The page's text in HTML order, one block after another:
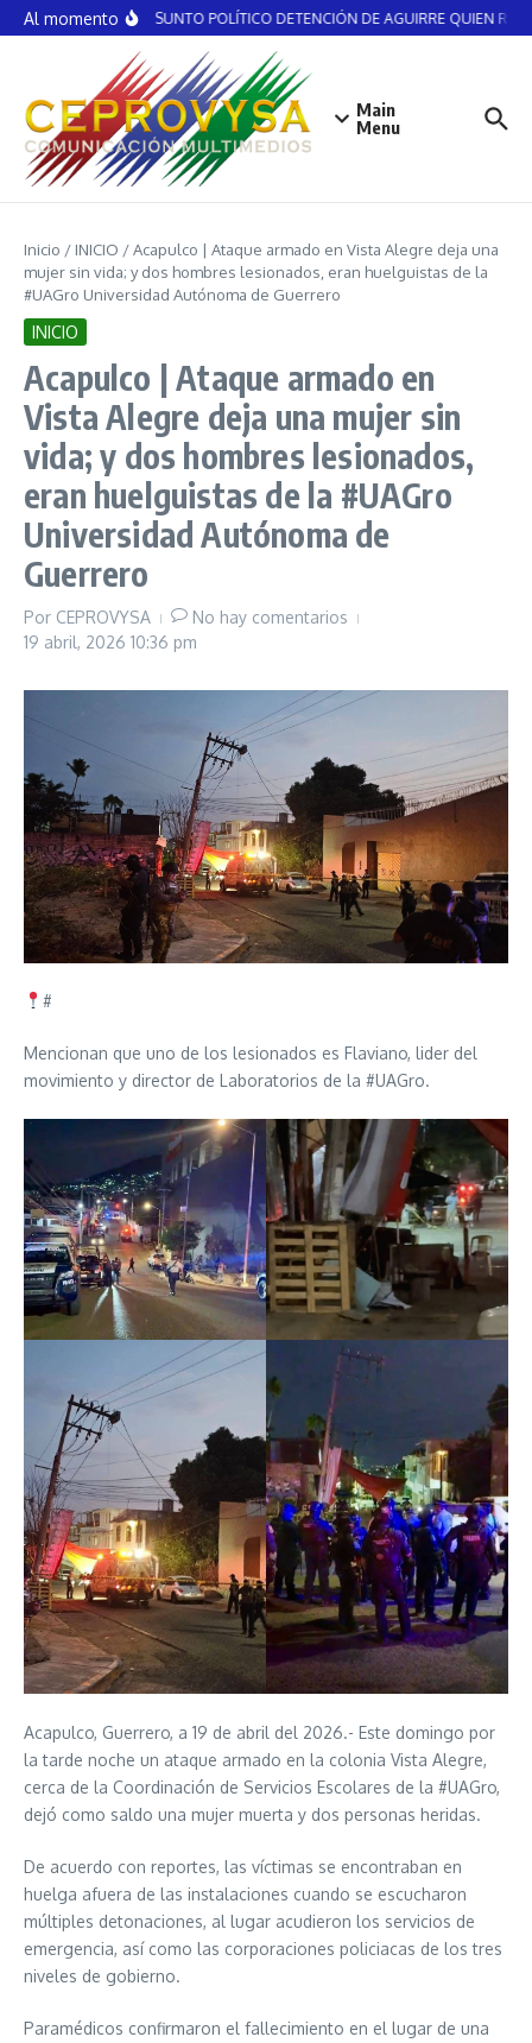
Saltar al contenido
Al momentoNO ES ASUNTO POLÍTICO DETENCIÓN DE AGUIRRE QUIEN
Main
Menu
Inicio / INICIO /Acapulco | Ataque armado en Vista Alegre deja una
mujer sin vida; y dos hombres lesionados, eran huelguistas de la
#UAGro Universidad Autónoma de Guerrero
INICIO
Acapulco | Ataque armado en
Vista Alegre deja una mujer sin
vida; y dos hombres lesionados,
eran huelguistas de la #UAGro
Universidad Autónoma de
Guerrero
Por CEPROVYSA
No hay comentarios
19 abril, 2026 10:36 pm
#
Mencionan que uno de los lesionados es Flaviano, lider del
movimiento y director de Laboratorios de la #UAGro.
Acapulco, Guerrero, a 19 de abril del 2026.- Este domingo por
la tarde noche un ataque armado en la colonia Vista Alegre,
cerca de la Coordinación de Servicios Escolares de la #UAGro,
dejó como saldo una mujer muerta y dos personas heridas.
De acuerdo con reportes, las víctimas se encontraban en
huelga afuera de las instalaciones cuando se escucharon
múltiples detonaciones, al lugar acudieron los servicios de
emergencia, así como las corporaciones policiacas de los tres
niveles de gobierno.
Paramédicos confirmaron el fallecimiento en el lugar de una